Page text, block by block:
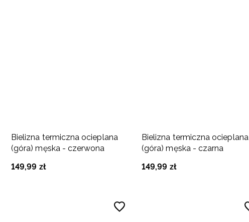
Bielizna termiczna ocieplana
(góra) męska - czerwona
149,99 zł
Bielizna termiczna ocieplana
(góra) męska - czarna
149,99 zł